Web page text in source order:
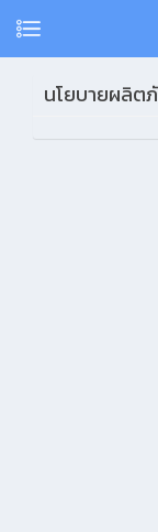
นโยบายผลิต